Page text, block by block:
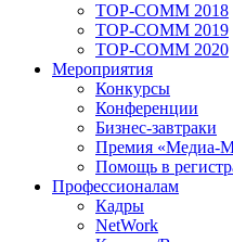
TOP-COMM 2018
TOP-COMM 2019
TOP-COMM 2020
Мероприятия
Конкурсы
Конференции
Бизнес-завтраки
Премия «Медиа-
Помощь в
Профессионалам
Кадры
NetWork